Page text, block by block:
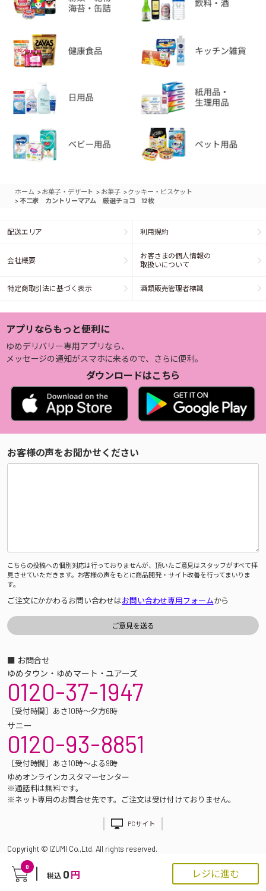
0
税込 0 円 レジに進む
ホーム >お菓子・デザート > お菓子 >クッキー・ビスケット
> 不二家 カントリーマアム 厳選チョコ 12枚
配送エリア 利用規約
会社概要
お客さまの個人情報の
取扱いについて
特定商取引法に基づく表示 酒類販売管理者標識
アプリならもっと便利に
ゆめデリバリー専用アプリなら、
メッセージの通知がスマホに来るので、さらに便利。
ダウンロードはこちら
お客様の声をお聞かせください
こちらの投稿への個別対応は行っておりませんが、頂いたご意見はスタッフがすべて拝
見させていただきます。お客様の声をもとに商品開発・サイト改善を行ってまいりま
す。
ご注文にかかわるお問い合わせはお問い合わせ専用フォームから
■ お問合せ
ゆめタウン・ゆめマート・ユアーズ
0120-37-1947
［受付時間］あさ10時～夕方6時
サニー
0120-93-8851
［受付時間］あさ10時～よる9時
ゆめオンラインカスタマーセンター
※通話料は無料です。
※ネット専用のお問合せ先です。ご注文は受け付けておりません。
PCサイト
Copyright © IZUMI Co.,Ltd. All rights reserved.